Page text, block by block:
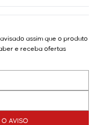
assim que o produto
e receba ofertas
O AVISO